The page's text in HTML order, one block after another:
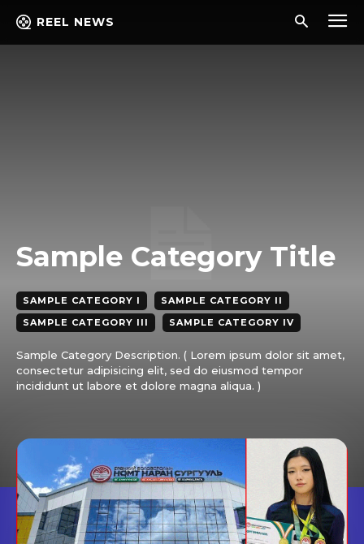
REEL NEWS
Sample Category Title
SAMPLE CATEGORY I
SAMPLE CATEGORY II
SAMPLE CATEGORY III
SAMPLE CATEGORY IV
Sample Category Description. ( Lorem ipsum dolor sit amet,
consectetur adipisicing elit, sed do eiusmod tempor
incididunt ut labore et dolore magna aliqua. )